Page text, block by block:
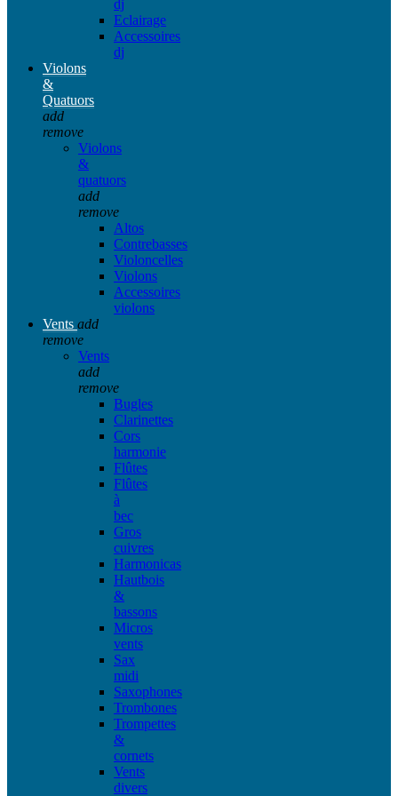
dj
Eclairage
Accessoires
dj
Violons
&
Quatuors
add
remove
Violons
&
quatuors
add
remove
Altos
Contrebasses
Violoncelles
Violons
Accessoires
violons
Vents add
remove
Vents
add
remove
Bugles
Clarinettes
Cors
harmonie
Flûtes
Flûtes
à
bec
Gros
cuivres
Harmonicas
Hautbois
&
bassons
Micros
vents
Sax
midi
Saxophones
Trombones
Trompettes
&
cornets
Vents
divers